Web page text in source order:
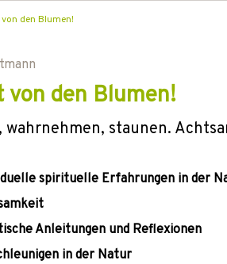
den Blumen!
von den Blumen!
wahrnehmen, staunen.
spirituelle Erfahrungen in der
Anleitungen und Reflexionen
in der Natur